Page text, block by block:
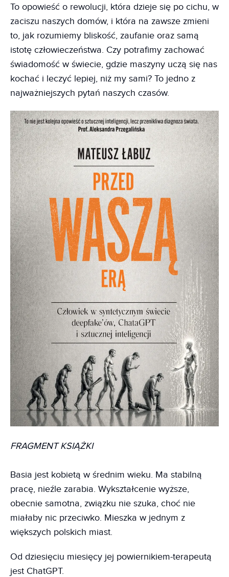
To opowieść o rewolucji, która dzieje się po cichu, w
zaciszu naszych domów, i która na zawsze zmieni
to, jak rozumiemy bliskość, zaufanie oraz samą
istotę człowieczeństwa. Czy potrafimy zachować
świadomość w świecie, gdzie maszyny uczą się nas
kochać i leczyć lepiej, niż my sami? To jedno z
najważniejszych pytań naszych czasów.
FRAGMENT KSIĄŻKI
Basia jest kobietą w średnim wieku. Ma stabilną
pracę, nieźle zarabia. Wykształcenie wyższe,
obecnie samotna, związku nie szuka, choć nie
miałaby nic przeciwko. Mieszka w jednym z
większych polskich miast.
Od dziesięciu miesięcy jej powiernikiem-terapeutą
jest ChatGPT.